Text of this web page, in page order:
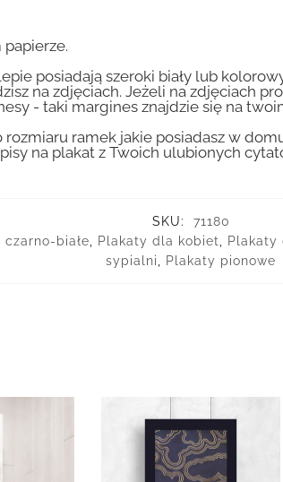
posiadają szeroki biały lub
na zdjęciach. Jeżeli na zdjęciach
- taki margines znajdzie się na
ramek jakie posiadasz w
na plakat z Twoich ulubionych
SKU:
71180
czarno-białe Plakaty dla kobiet Plakaty
sypialni
Plakaty pionowe